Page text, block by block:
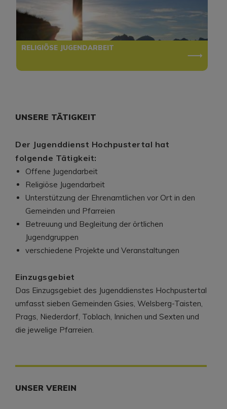
RELIGIÖSE JUGENDARBEIT
UNSERE TÄTIGKEIT
Der Jugenddienst Hochpustertal hat
folgende Tätigkeit:
Offene Jugendarbeit
Religiöse Jugendarbeit
Unterstützung der Ehrenamtlichen vor Ort in den
Gemeinden und Pfarreien
Betreuung und Begleitung der örtlichen
Jugendgruppen
verschiedene Projekte und Veranstaltungen
Einzugsgebiet
Das Einzugsgebiet des Jugenddienstes Hochpustertal
umfasst sieben Gemeinden Gsies, Welsberg-Taisten,
Prags, Niederdorf, Toblach, Innichen und Sexten und
die jewelige Pfarreien.
UNSER VEREIN